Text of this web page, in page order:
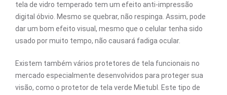
tela de vidro temperado tem um efeito anti-impressão
digital óbvio. Mesmo se quebrar, não respinga. Assim, pode
dar um bom efeito visual, mesmo que o celular tenha sido
usado por muito tempo, não causará fadiga ocular.
Existem também vários protetores de tela funcionais no
mercado especialmente desenvolvidos para proteger sua
visão, como o protetor de tela verde Mietubl. Este tipo de